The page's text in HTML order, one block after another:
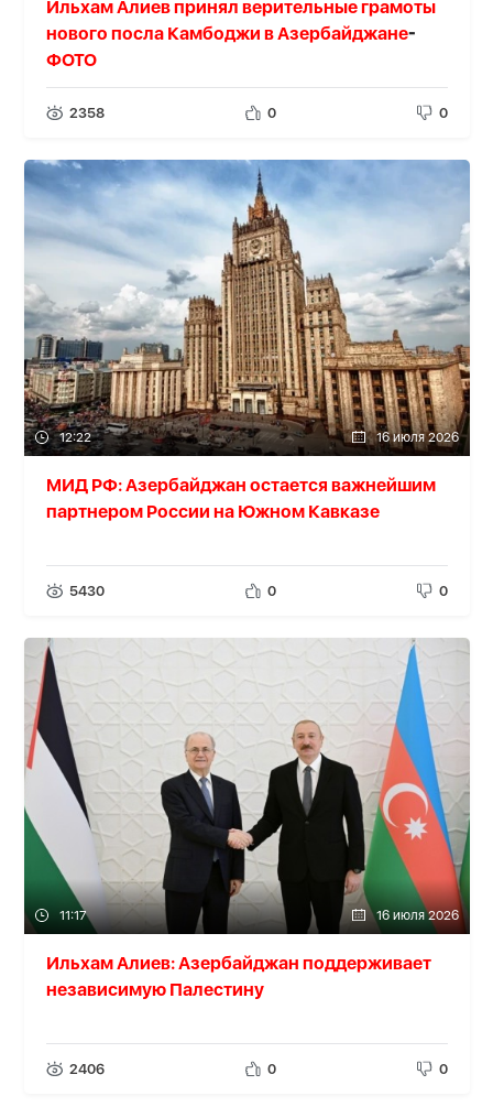
Ильхам Алиев принял верительные грамоты
нового посла Камбоджи в Азербайджане-
ФОТО
2358 0 0
12:22 16 июля 2026
МИД РФ: Азербайджан остается важнейшим
партнером России на Южном Кавказе
5430 0 0
11:17 16 июля 2026
Ильхам Алиев: Азербайджан поддерживает
независимую Палестину
2406 0 0